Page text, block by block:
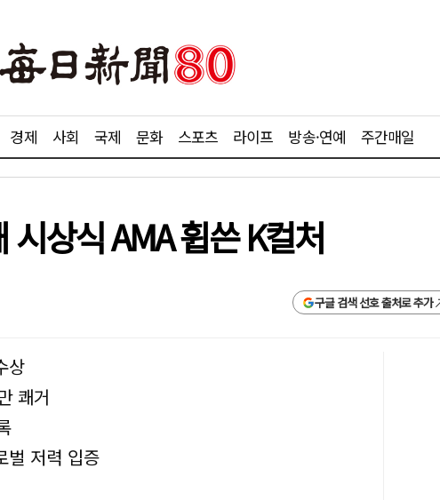
경제 사회 국제 문화 스포츠 라이프 방송·연예 주간매일
상식 AMA 휩쓴 K컬처
구글 검색 선호 출처로 추가
상
쾌거
벌 저력 입증